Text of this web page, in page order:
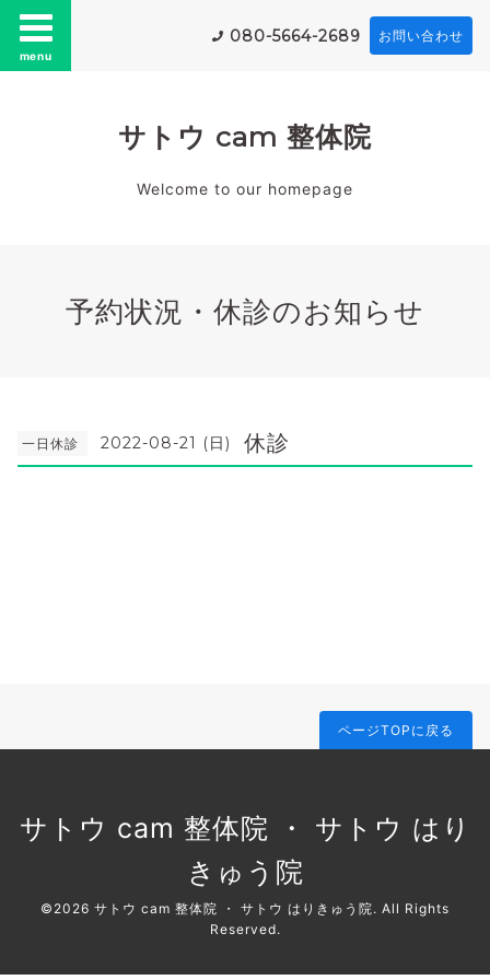
menu
080-5664-2689 お問い合わせ
サトウ cam 整体院
Welcome to our homepage
予約状況・休診のお知らせ
一日休診 2022-08-21 (日) 休診
ページTOPに戻る
サトウ cam 整体院 ・ サトウ はり
きゅう院
©2026 サトウ cam 整体院 ・ サトウ はりきゅう院. All Rights
Reserved.